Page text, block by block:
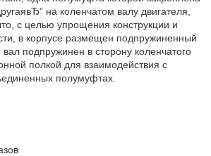
на коленчатом валу двигателя,
с целью упрощения конструкции и
в корпусе размещен подпружиненный
подпружинен в сторону коленчатого
полкой для взаимодействия с
полумуфтах.